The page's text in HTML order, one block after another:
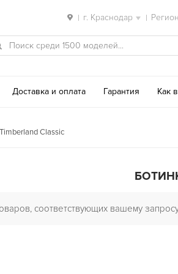
| г. Краснодар |
Доставка и оплата Гарантия Как
Classic
соответствующих вашему